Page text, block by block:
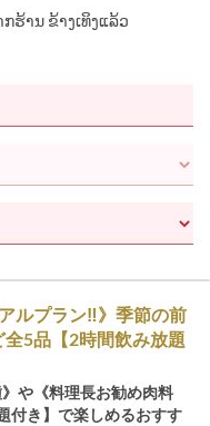
ຮ້ານ ຂ້າງເທິງແລ້ວ
ルプラン‼》季節の前
5品【2時間飲み放題
や《料理長お勧め肉料
付き】で楽しめるおすす